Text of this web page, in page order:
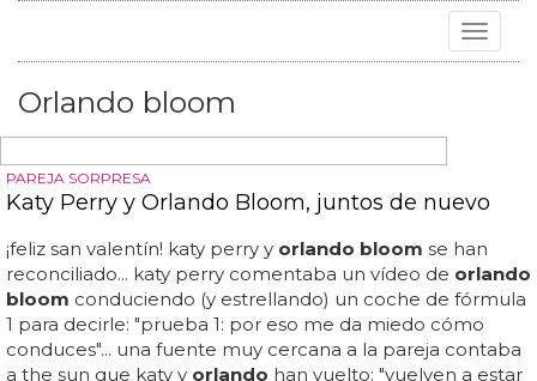
Toggle
Orlando bloom